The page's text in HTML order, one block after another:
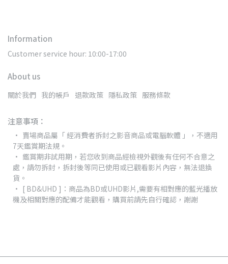
Information
Customer service hour: 10:00-17:00
About us
關於我們 我的帳戶 退款政策 隱私政策 服務條款
注意事項：
賣場商品屬「 經消費者拆封之影音商品或電腦軟體 」，不適用
7天鑑賞期法規。
鑑賞期非試用期，若您收到商品經檢視外觀後有任何不合意之
處，請勿拆封，拆封後等同已使用或已觀看影片內容，無法退換
貨。
[ BD&UHD ]：商品為BD或UHD影片,需要有相對應的藍光播放
機及相關對應的配備才能觀看，購買前請先自行確認，謝謝